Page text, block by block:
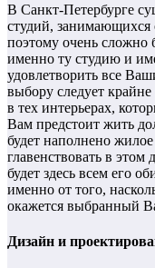
В Санкт-Петербурге
студий, занимающихся
поэтому очень сложно
именно ту студию и
удовлетворить все
выбору следует
в тех интерьерах,
Вам предстоит жить
будет наполнено
главенствовать в
будет здесь всем его
именно от того,
окажется выбранный
Дизайн и